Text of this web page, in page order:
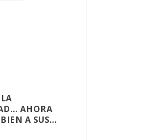
AHORA
A SUS